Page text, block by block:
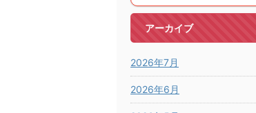
アーカイブ
2026年7月
2026年6月